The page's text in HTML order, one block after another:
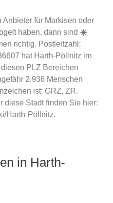
für Markisen oder
haben, dann sind ☀️
richtig. Postleitzahl:
hat Harth-Pöllnitz im
diesen PLZ Bereichen
2.936 Menschen
ist: GRZ, ZR.
diese Stadt finden Sie hier:
Harth-Pöllnitz.
in Harth-